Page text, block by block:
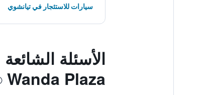
سيارات للاستئجار في تيانشوي
Wanda Plaza